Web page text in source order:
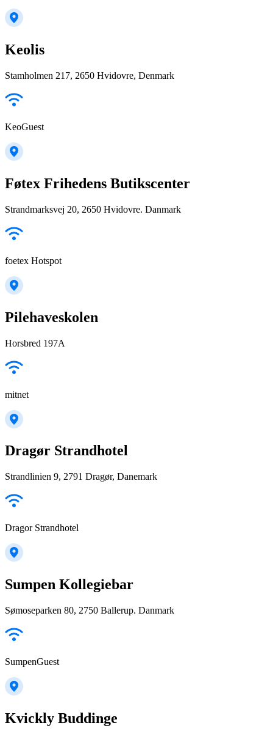
Keolis
Stamholmen 217, 2650 Hvidovre, Denmark
KeoGuest
Føtex Frihedens Butikscenter
Strandmarksvej 20, 2650 Hvidovre. Danmark
foetex Hotspot
Pilehaveskolen
Horsbred 197A
mitnet
Dragør Strandhotel
Strandlinien 9, 2791 Dragør, Danemark
Dragor Strandhotel
Sumpen Kollegiebar
Sømoseparken 80, 2750 Ballerup. Danmark
SumpenGuest
Kvickly Buddinge